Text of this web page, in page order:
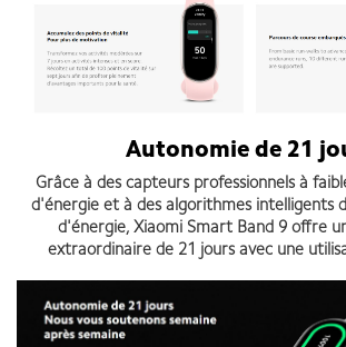
Autonomie de 21
Grâce à des capteurs professionnels à
d'énergie et à des algorithmes intelligents
d'énergie, Xiaomi Smart Band 9 offre
extraordinaire de 21 jours avec une